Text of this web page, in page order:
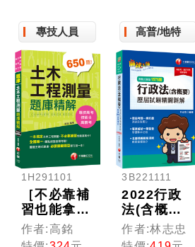
專技人員
1H291101
［不必靠補
習也能拿高
分］土木工
程測量題庫
作者:高銘
高普/地特
3B221111
2022行政
法(含概要)
測驗式歷屆
試題精闢新
作者:林志忠